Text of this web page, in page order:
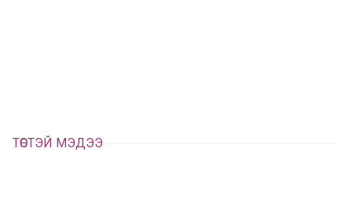
ТӨСТЭЙ МЭДЭЭ